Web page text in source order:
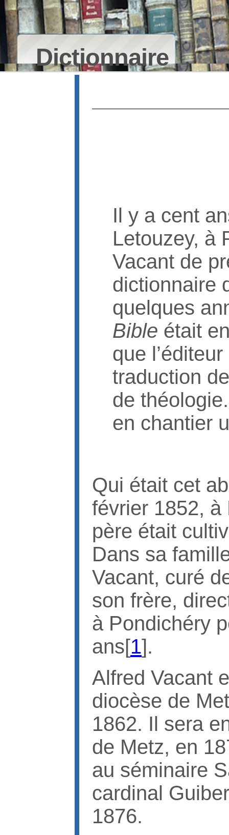
Dictionnaire
Il y a cent
Letouzey, à
Vacant de
dictionnaire
quelques
Bible était
que
traduction
de
en chantier
Qui était cet
février 1852, à
père était
Dans sa
Vacant, curé
son frère,
à Pondichéry
ans[1].
Alfred Vacant
diocèse de
1862. Il sera
de Metz, en
au séminaire
cardinal
1876.